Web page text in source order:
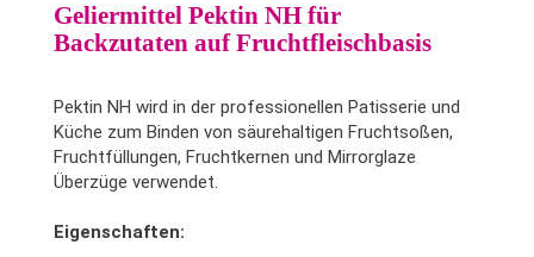
Geliermittel Pektin NH für
Backzutaten auf Fruchtfleischbasis
Pektin NH wird in der professionellen Patisserie und
Küche zum Binden von säurehaltigen Fruchtsoßen,
Fruchtfüllungen, Fruchtkernen und Mirrorglaze
Überzüge verwendet.
Eigenschaften: